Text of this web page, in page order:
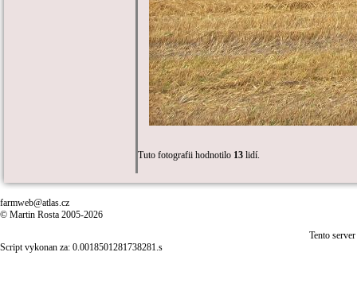
Tuto fotografii hodnotilo 13 lidí.
farmweb@atlas.cz
© Martin Rosta 2005-2026
Tento
Script vykonan za: 0.0018501281738281.s